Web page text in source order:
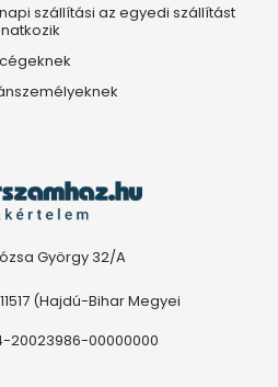
szállítási az egyedi szállítást
György 32/A
(Hajdú-Bihar Megyei
20023986-00000000